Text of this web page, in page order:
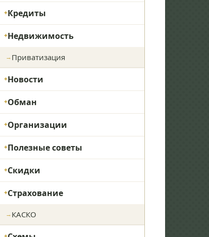
Кредиты
Недвижимость
Приватизация
Новости
Обман
Организации
Полезные советы
Скидки
Страхование
КАСКО